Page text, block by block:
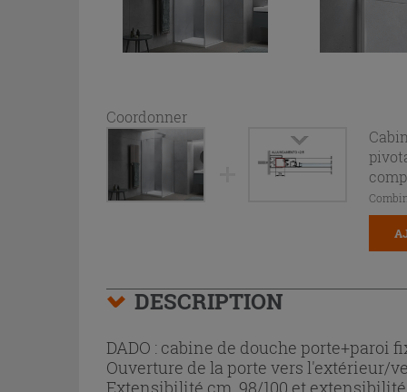
Coordonner
DESCRIPTION
DADO : cabine de douche porte+paroi
Ouverture de la porte vers l'extérieur/
Extensibilité cm. 98/100 et